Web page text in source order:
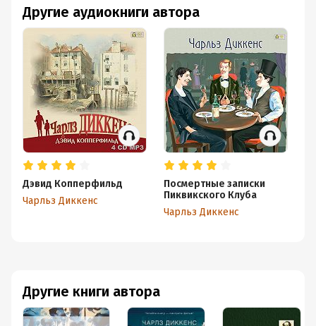
Другие книги автора
Другие аудиокниги автора
Дэвид Копперфильд
Чарльз Диккенс
Посмертные записки
Пиквикского Клуба
Чарльз Диккенс